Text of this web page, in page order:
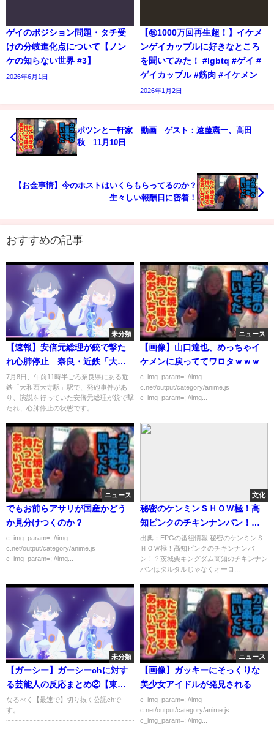
ゲイのポジション問題・タチ受
けの分岐進化点について【ノン
ケの知らない世界 #3】
2026年6月1日
【㊗️1000万回再生超！】イケメ
ンゲイカップルに好きなところ
を聞いてみた！ #lgbtq #ゲイ #
ゲイカップル #筋肉 #イケメン
2026年1月2日
ポツンと一軒家 動画 ゲスト：遠藤憲一、高田
秋 11月10日
【お金事情】今のホストはいくらもらってるのか？
生々しい報酬日に密着！
おすすめの記事
未分類
【速報】安倍元総理が銃で撃た
れ心肺停止 奈良・近鉄「大和
西大寺駅前」で演説中 40代の
男の身柄を確保（2022年7月8
日）
7月8日、午前11時半ごろ奈良県にある近
鉄「大和西大寺駅」駅で、発砲事件があ
り、演説を行っていた安倍元総理が銃で撃
たれ、心肺停止の状態です。...
ニュース
【画像】山口達也、めっちゃイ
ケメンに戻っててワロタｗｗｗ
c_img_param=; //img-
c.net/output/category/anime.js
c_img_param=; //img...
ニュース
でもお前らアサリが国産かどう
か見分けつくのか？
c_img_param=; //img-
c.net/output/category/anime.js
c_img_param=; //img...
文化
秘密のケンミンＳＨＯＷ極！高
知ピンクのチキンナンバン！？
茨城栗キングダム[字][デ]…の番
組内容解析まとめ
出典：EPGの番組情報 秘密のケンミンＳ
ＨＯＷ極！高知ピンクのチキンナンバ
ン！？茨城栗キングダム高知のチキンナン
バンはタルタルじゃなくオーロ...
未分類
【ガーシー】ガーシーchに対す
る芸能人の反応まとめ②【東谷
義和/切り抜き】
なるべく【最速で】切り抜く公認chで
す。
~~~~~~~~~~~~~~~~~~~~~~~~~~~~~~~~~~~~~~~~~~~~~~~~~...
ニュース
【画像】ガッキーにそっくりな
美少女アイドルが発見される
c_img_param=; //img-
c.net/output/category/anime.js
c_img_param=; //img...